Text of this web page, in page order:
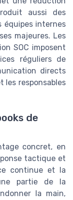
aussi des
équipes internes
majeures. Les
SOC imposent
réguliers de
directs
les responsables
de
concret, en
tactique et
continue et la
partie de la
la main,